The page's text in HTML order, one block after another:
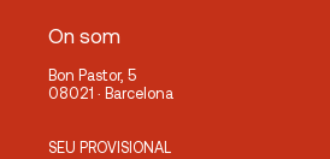
On som
Bon Pastor, 5
08021 · Barcelona
SEU PROVISIONAL